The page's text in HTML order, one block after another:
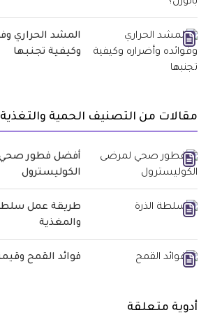
المشد الحراري
وكيفية تجنبها
مقالات من التصنيف الحمية والتغذية
أفضل فطور
الكوليسترول
طريقة عمل
والمغذية
فوائد القمح
أدوية متعلقة